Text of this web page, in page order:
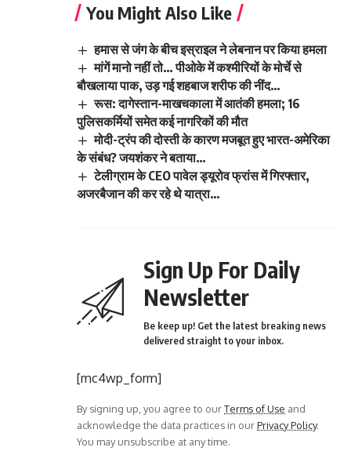
You Might Also Like
हमास से जंग के बीच इस्राइल ने लेबनान पर किया हमला
मांगें मानो नहीं तो… पीओके में कश्मीरियों के मोर्चे से
बौखलाया पाक, उड़ गई शहबाज शरीफ की नींद…
रूस: दागेस्तान-माखचकाला में आतंकी हमला; 16
पुलिसकर्मियों समेत कई नागरिकों की मौत
मोदी-ट्रंप की दोस्ती के कारण मजबूत हुए भारत-अमेरिका
के संबंध? जयशंकर ने बताया…
टेलीग्राम के CEO पावेल ड्यूरोव फ्रांस में गिरफ्तार,
अजरबैजान की कर रहे थे यात्रा…
Sign Up For Daily
Newsletter
Be keep up! Get the latest breaking news
delivered straight to your inbox.
[mc4wp_form]
By signing up, you agree to ourTerms of Use and
acknowledge the data practices in ourPrivacy Policy.
You may unsubscribe at any time.